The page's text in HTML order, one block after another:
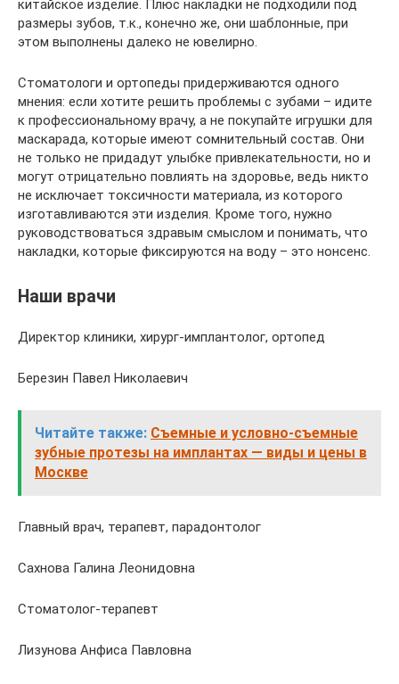
китайское изделие. Плюс накладки не подходили под
размеры зубов, т.к., конечно же, они шаблонные, при
этом выполнены далеко не ювелирно.
Стоматологи и ортопеды придерживаются одного
мнения: если хотите решить проблемы с зубами – идите
к профессиональному врачу, а не покупайте игрушки для
маскарада, которые имеют сомнительный состав. Они
не только не придадут улыбке привлекательности, но и
могут отрицательно повлиять на здоровье, ведь никто
не исключает токсичности материала, из которого
изготавливаются эти изделия. Кроме того, нужно
руководствоваться здравым смыслом и понимать, что
накладки, которые фиксируются на воду – это нонсенс.
Наши врачи
Директор клиники, хирург-имплантолог, ортопед
Березин Павел Николаевич
Читайте также: Съемные и условно-съемные
зубные протезы на имплантах — виды и цены в
Москве
Главный врач, терапевт, парадонтолог
Сахнова Галина Леонидовна
Стоматолог-терапевт
Лизунова Анфиса Павловна